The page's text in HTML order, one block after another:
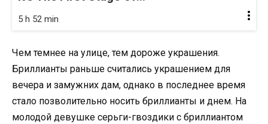
5 h 52 min
Чем темнее на улице, тем дороже украшения.
Бриллианты раньше считались украшением для
вечера и замужних дам, однако в последнее время
стало позволительно носить бриллианты и днем. На
молодой девушке серьги-гвоздики с бриллиантом